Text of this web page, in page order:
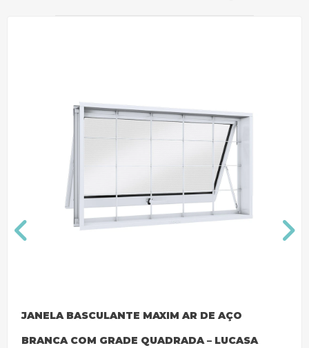
JANELA BASCULANTE MAXIM AR DE AÇO
BRANCA COM GRADE QUADRADA – LUCASA